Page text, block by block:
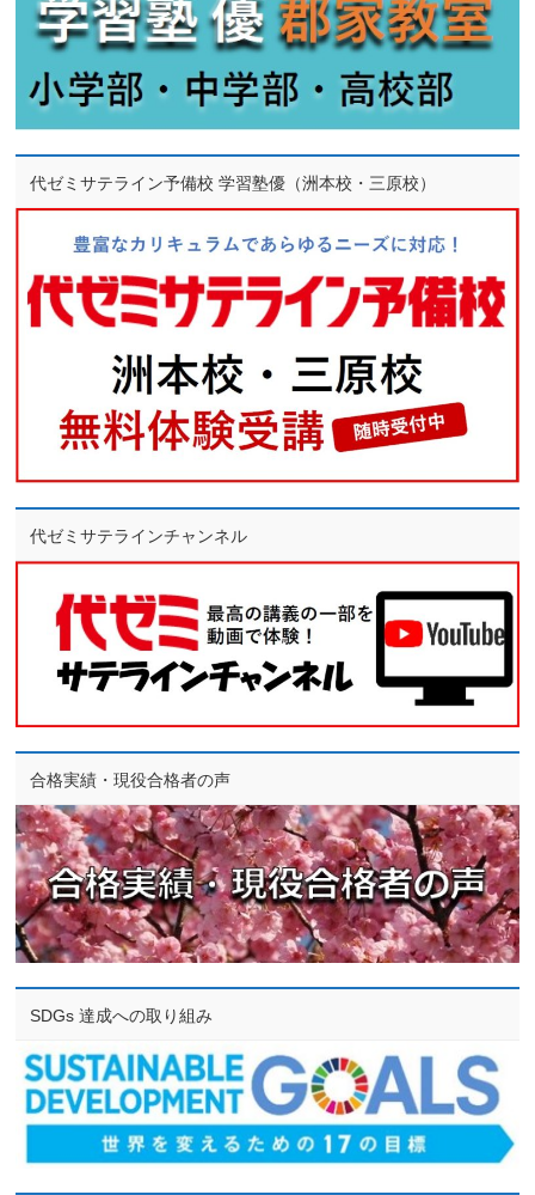
代ゼミサテライン予備校 学習塾優（洲本校・三原校）
代ゼミサテラインチャンネル
合格実績・現役合格者の声
SDGs 達成への取り組み